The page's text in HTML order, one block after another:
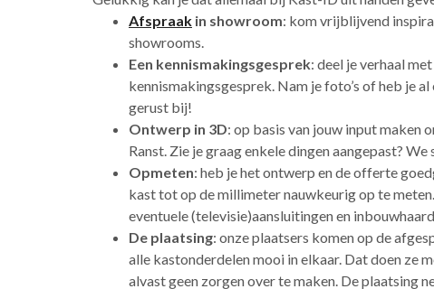
Afspraak in showroom: kom vrijblijvend
showrooms.
Een kennismakingsgesprek: deel je verhaal
kennismakingsgesprek. Nam je foto’s of heb je
gerust bij!
Ontwerp in 3D: op basis van jouw input maken
Ranst. Zie je graag enkele dingen aangepast?
Opmeten: heb je het ontwerp en de offerte
kast tot op de millimeter nauwkeurig op te
eventuele (televisie)aansluitingen en
De plaatsing: onze plaatsers komen op de
alle kastonderdelen mooi in elkaar. Dat doen ze
alvast geen zorgen over te maken. De plaatsing